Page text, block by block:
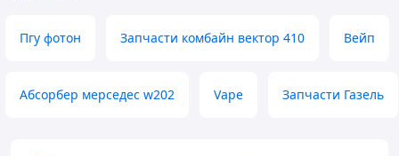
Пгу фотон Запчасти комбайн вектор 410 Вейп
Абсорбер мерседес w202 Vape Запчасти Газель